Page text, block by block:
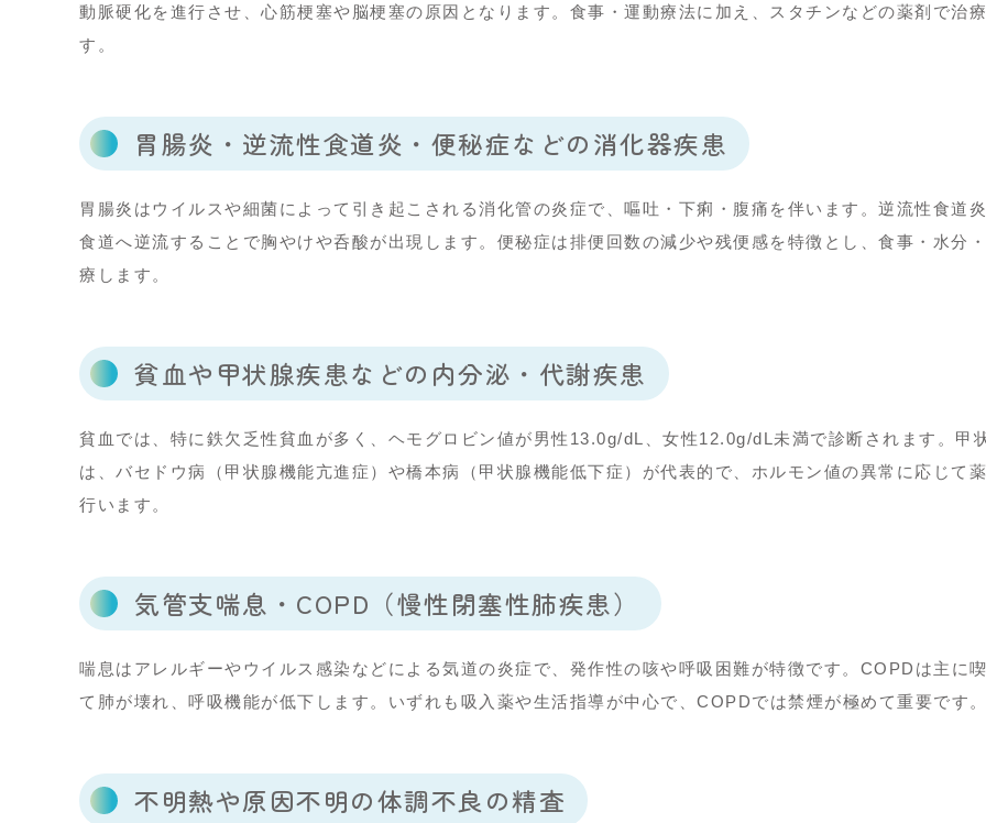
動脈硬化を進行させ、心筋梗塞や脳梗塞の原因となります。食事・運動療法に加え、スタチンなどの薬剤で治
す。
胃腸炎・逆流性食道炎・便秘症などの消化器疾患
胃腸炎はウイルスや細菌によって引き起こされる消化管の炎症で、嘔吐・下痢・腹痛を伴います。逆流性食道
食道へ逆流することで胸やけや呑酸が出現します。便秘症は排便回数の減少や残便感を特徴とし、食事・水分
療します。
貧血や甲状腺疾患などの内分泌・代謝疾患
貧血では、特に鉄欠乏性貧血が多く、ヘモグロビン値が男性13.0g/dL、女性12.0g/dL未満で診断されます。甲
は、バセドウ病（甲状腺機能亢進症）や橋本病（甲状腺機能低下症）が代表的で、ホルモン値の異常に応じて
行います。
気管支喘息・COPD （慢性閉塞性肺疾患）
喘息はアレルギーやウイルス感染などによる気道の炎症で、発作性の咳や呼吸困難が特徴です。COPDは主に
て肺が壊れ、呼吸機能が低下します。いずれも吸入薬や生活指導が中心で、COPDでは禁煙が極めて重要です
不明熱や原因不明の体調不良の精査